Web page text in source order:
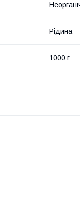
Рідина
1000 г